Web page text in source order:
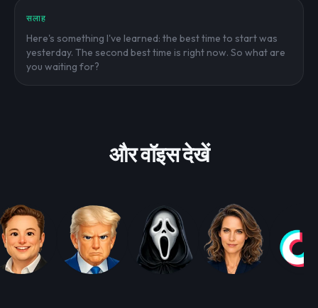
सलाह
Here's something I've learned: the best time to start was
yesterday. The second best time is right now. So what are
you waiting for?
और वॉइस देखें